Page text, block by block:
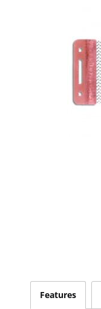
Features